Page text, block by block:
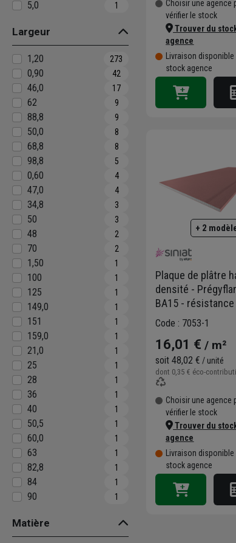
5,0 1
Largeur
1,20 273
0,90 42
46,0 17
62 9
88,8 9
50,0 8
68,8 8
98,8 5
0,60 4
47,0 4
34,8 3
50 3
48 2
70 2
1,50 1
100 1
125 1
149,0 1
151 1
159,0 1
21,0 1
25 1
28 1
36 1
40 1
50,5 1
60,0 1
63 1
82,8 1
84 1
90 1
Matière
Choisir une agence
vérifier le stock
Trouver du
agence
Livraison
stock agence
+ 2
Plaque de plâtre
densité -
BA15 - résistance
feu A2-s1,d0 - 2,50
Code : 7053-1
16,01 € / m²
soit48,02 € / unité
dont 0,35 € éco-
Choisir une agence
vérifier le stock
Trouver du
agence
Livraison
stock agence